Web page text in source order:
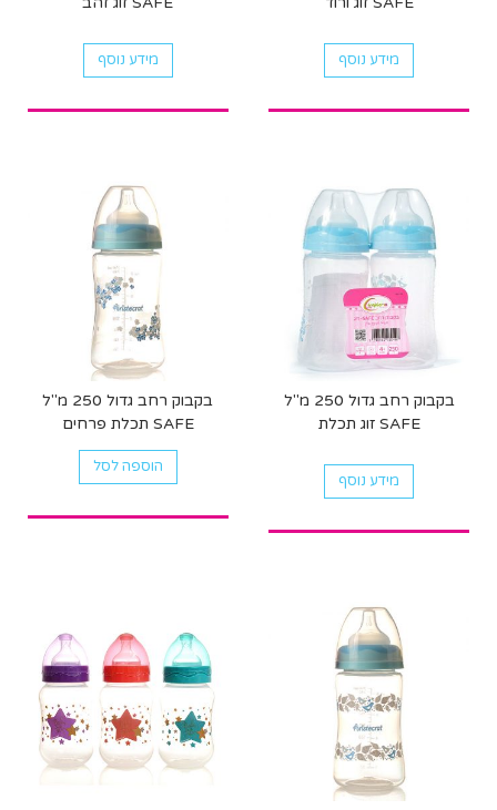
מידע נוסף מידע נוסף
בקבוק רחב גדול 250 מ"ל
SAFE זוג תכלת
מידע נוסף
בקבוק רחב גדול 250 מ"ל
SAFE תכלת פרחים
הוספה לסל